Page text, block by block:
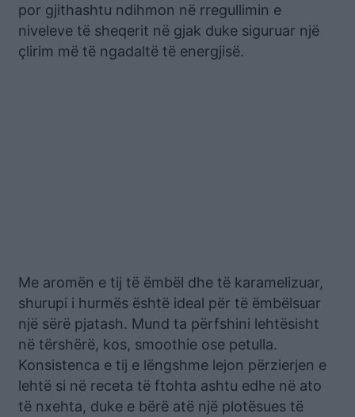
por gjithashtu ndihmon në rregullimin e
niveleve të sheqerit në gjak duke siguruar një
çlirim më të ngadaltë të energjisë.
Me aromën e tij të ëmbël dhe të karamelizuar,
shurupi i hurmës është ideal për të ëmbëlsuar
një sërë pjatash. Mund ta përfshini lehtësisht
në tërshërë, kos, smoothie ose petulla.
Konsistenca e tij e lëngshme lejon përzierjen e
lehtë si në receta të ftohta ashtu edhe në ato
të nxehta, duke e bërë atë një plotësues të